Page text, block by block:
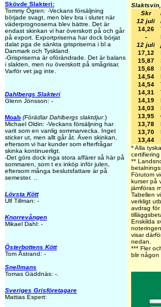
Skövde Slakteri:
Tommy Ögren: -Veckans försäljning
började svagt, men blev bra i slutet när
väderprognoserna blev bättre. Det är
endast skinkan vi har överskott på och går
på export. Exportpriserna har dock börjat
dalat pga de sänkta grispriserna i bl a
Danmark och Tyskland.
-Grispriserna är oförändrade. Det är balans
i slakten, men nu överskott på smågrisar.
Varför vet jag inte.
Dahlbergs Slakteri
Glenn Jönsson: -
Moab (Förädlar Dahlbergs slaktdjur.)
Michael Oldin: -Veckans försäljning har
varit som en vanlig sommarvecka. Inget
sticker ut, men allt går åt. Även skinkan,
eftersom vi har kunder som efterfrågar
skinka kontinuerligt.
-Det görs dock inga stora affärer så här på
sommaren, som t ex inköp inför julen,
eftersom många beslutsfattare är på
semester. ..
Lövsta Kött
Ulf Tillman: -
Knorrevången
Mikael Dahl: -
Österbottens Kött
Tom Åstrand: -
Snellmans
Tomas Gäddnäs: -.
Sveriges Grisföretagare
Mattias Espert:
Skr
12 juli
14,26
-
12 juli
17,12
15,87
15,68
14,54
14,54
14,31
14,19
14,03
13,95
13,78
13,70
13,44
* Alla
**
Förutom
kurser på
jämföras
Tabellen
verkligt
avdrag
Enskilda
visar
nedan.
*** Fler
blir någon